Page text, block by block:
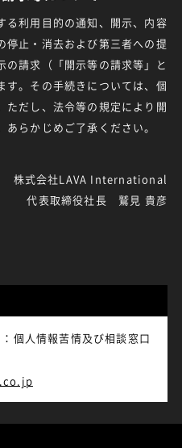
る利用目的の通知、開示、内容
停止・消去および第三者への提
請求（「開示等の請求等」と
す。その手続きについては、個
ただし、法令等の規定により開
らかじめご了承ください。
株式会社LAVA International
代表取締役社長 鷲見 貴彦
個人情報苦情及び相談窓口